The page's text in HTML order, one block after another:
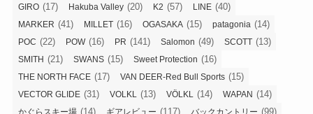
GIRO (17) Hakuba Valley (20) K2 (57) LINE (40)
MARKER (41) MILLET (16) OGASAKA (15) patagonia (14)
POC (22) POW(16) PR (141) Salomon (49) SCOTT (13)
SMITH (21) SWANS (15) Sweet Protection (16)
THE NORTH FACE (17) VAN DEER-Red Bull Sports (15)
VECTOR GLIDE (31) VOLKL (13) VÖLKL (14) WAPAN (14)
かぐらスキー場 (14) ギアレビュー (117) バックカントリー (99)